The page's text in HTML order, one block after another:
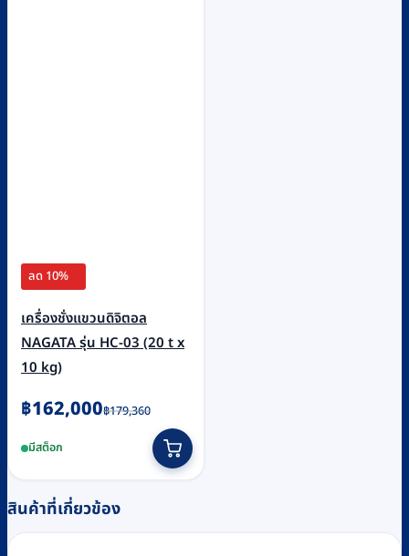
ลด 10%
เครื่องชั่งแขวนดิจิตอล
NAGATA รุ่น HC-03 (20 t x
10 kg)
฿179,360
Original
was:
฿179,360.
฿162,000
Current
is:
฿162,000.
มีสต็อก
สินค้าที่เกี่ยวข้อง